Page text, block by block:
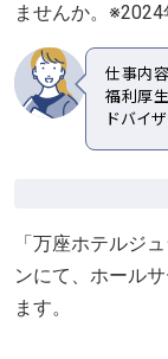
ませんか。※2024
仕事内
福利厚
ドバイ
「万座ホテルジ
ンにて、ホール
ます。